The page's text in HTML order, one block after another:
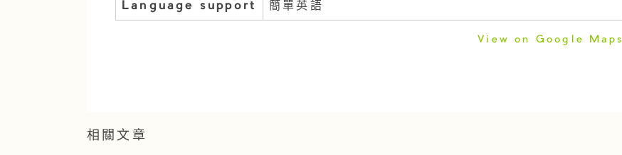
Language support 簡單英語
View on Google Maps
相關文章